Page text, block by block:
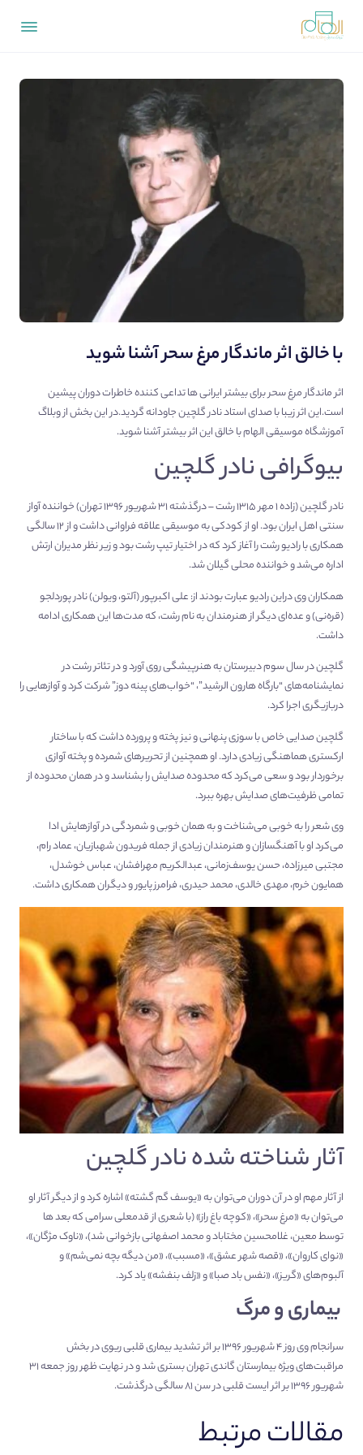
با خالق اثر ماندگار مرغ سحر آشنا شوید
اثر ماندگار مرغ سحر برای بیشتر ایرانی ها تداعی کننده خاطرات دوران پیشین
است.این اثر زیبا با صدای استاد نادر گلچین جاودانه گردید.در این بخش از وبلاگ
آموزشگاه موسیقی الهامبا خالق این اثر بیشتر آشنا شوید.
بیوگرافی نادر گلچین
نادر گلچین (زاده ۱ مهر ۱۳۱۵ رشت – درگذشته ۳۱ شهریور ۱۳۹۶ تهران) خواننده آواز
سنتی اهل ایران بود. او از کودکی به موسیقی علاقه فراوانی داشت و از ۱۲ سالگی
همکاری با رادیو رشت را آغاز کرد که در اختیار تیپ رشت بود و زیر نظر مدیران ارتش
اداره می‌شد و خواننده محلی گیلان شد.
همکاران وی دراین رادیو عبارت بودند از: علی اکبرپور (آلتو، ویولن) نادر پوردلجو
(قره‌نی) و عده‌ای دیگر از هنرمندان به نام رشت، که مدت‌ها این همکاری ادامه
داشت.
گلچین در سال سوم دبیرستان به هنرپیشگی روی آورد و در تئاتر رشت در
نمایشنامه‌های “بارگاه هارون الرشید”، “خواب‌های پینه دوز” شرکت کرد و آوازهایی را
دربازیگری اجرا کرد.
گلچین صدایی خاص با سوزی پنهانی و نیز پخته و پرورده داشت که با ساختار
ارکستری هماهنگی زیادی دارد. او همچنین از تحریرهای شمرده و پخته آوازی
برخوردار بود و سعی می‌کرد که محدوده صدایش را بشناسد و در همان محدوده از
تمامی ظرفیت‌های صدایش بهره ببرد.
وی شعر را به خوبی می‌شناخت و به همان خوبی و شمردگی در آوازهایش ادا
می‌کرد او با آهنگسازان و هنرمندان زیادی از جمله فریدون شهبازیان، عماد رام،
مجتبی میرزاده، حسن یوسف‌زمانی، عبدالکریم مهرافشان، عباس خوشدل،
همایون خرم، مهدی خالدی، محمد حیدری، فرامرز پایور و دیگران همکاری داشت.
آثار شناخته شده نادر گلچین
از آثار مهم او در آن دوران می‌توان به «یوسف گم گشته» اشاره کرد و از دیگر آثار او
می‌توان به «مرغ سحر»، «کوچه باغ راز» (با شعری از قدمعلی سرامی که بعد ها
توسط معین، غلامحسین مختاباد و محمد اصفهانی بازخوانی شد)، «ناوک مژگان»،
«نوای کاروان»، «قصه شهر عشق»، «مسبب»، «من دیگه بچه نمی‌شم» و
آلبوم‌های «گریز»، «نفس باد صبا» و «زلف بنفشه» یاد کرد.
بیماری و مرگ
سرانجام وی روز ۴ شهریور ۱۳۹۶ بر اثر تشدید بیماری قلبی ریوی در بخش
مراقبت‌های ویژه بیمارستان گاندی تهران بستری شد و در نهایت ظهر روز جمعه ۳۱
شهریور ۱۳۹۶ بر اثر ایست قلبی در سن ۸۱ سالگی درگذشت.
مقالات مرتبط